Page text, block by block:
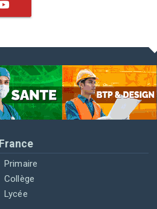
France
Primaire
Collège
Lycée